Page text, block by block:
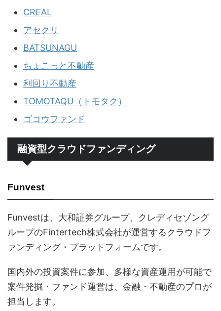
CREAL
アセクリ
BATSUNAGU
ちょこっと不動産
利回り不動産
TOMOTAQU（トモタク）
ゴコウファンド
融資型クラウドファンディング
Funvest
Funvestは、大和証券グループ、クレディセゾング
ループのFintertech株式会社が運営するクラウドフ
ァンディング・プラットフォームです。
国内外の投資案件に参加、多様な資産運用が可能で
案件発掘・ファンド運営は、金融・不動産のプロが
担当します。